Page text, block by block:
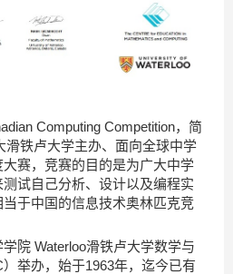
Computing Competition，简
滑铁卢大学主办、面向全球中学
赛，竞赛的目的是为广大中学
试自己分析、设计以及编程实
于中国的信息技术奥林匹克竞
院 Waterloo滑铁卢大学数学与
举办，始于1963年，迄今已有